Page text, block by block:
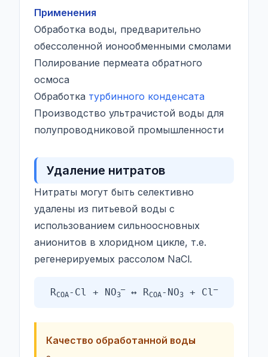
Применения
Обработка воды, предварительно
обессоленной ионообменными смолами
Полирование пермеата обратного
осмоса
Обработка турбинного конденсата
Производство ультрачистой воды для
полупроводниковой промышленности
Удаление нитратов
Нитраты могут быть селективно
удалены из питьевой воды с
использованием сильноосновных
анионитов в хлоридном цикле, т.е.
регенерируемых рассолом NaCl.
RСОА-Cl + NO3
–↔ RСОА-NO3 + Cl–
Качество обработанной воды